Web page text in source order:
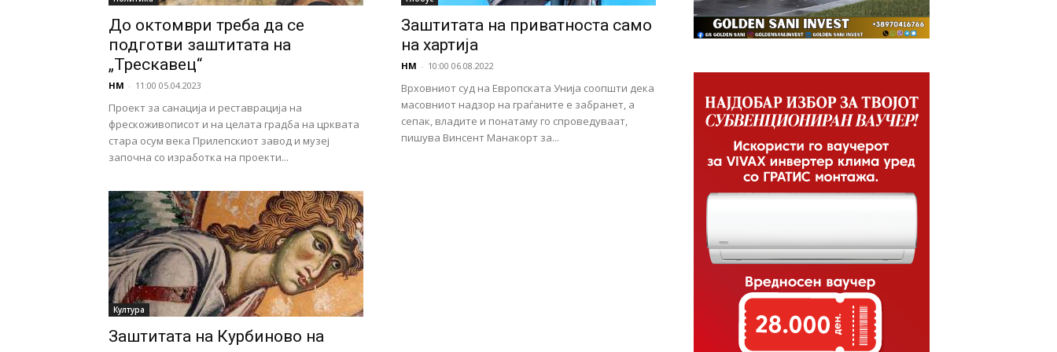
До октомври треба да се
подготви заштитата на
„Трескавец“
НМ - 11:00 05.04.2023
Проект за санација и реставрација на
фрескоживописот и на целата градба на црквата
стара осум века Прилепскиот завод и музеј
започна со изработка на проекти...
Заштитата на приватноста само
на хартија
НМ - 10:00 06.08.2022
Врховниот суд на Европската Унија соопшти дека
масовниот надзор на граѓаните е забранет, а
сепак, владите и понатаму го спроведуваат,
пишува Винсент Манакорт за...
Култура
Заштитата на Курбиново на